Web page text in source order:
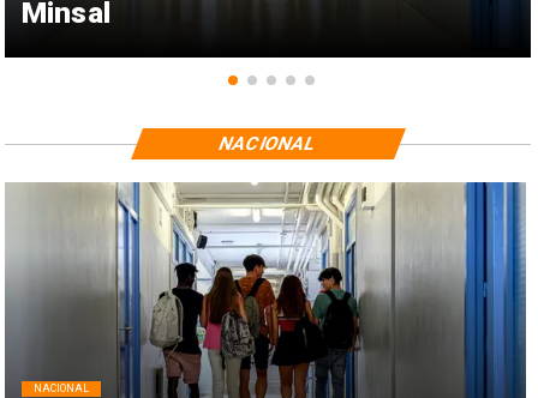
Minsal
NACIONAL
NACIONAL